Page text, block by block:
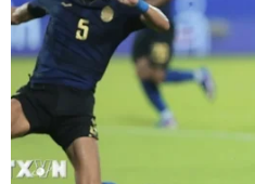
tỷ USD đến 35.000 tỷ USD.
Tháng 11 năm ngoái,
đã hạ xếp hạng tín
từ ổn định xuống tiêu
ngày càng gia tăng trong